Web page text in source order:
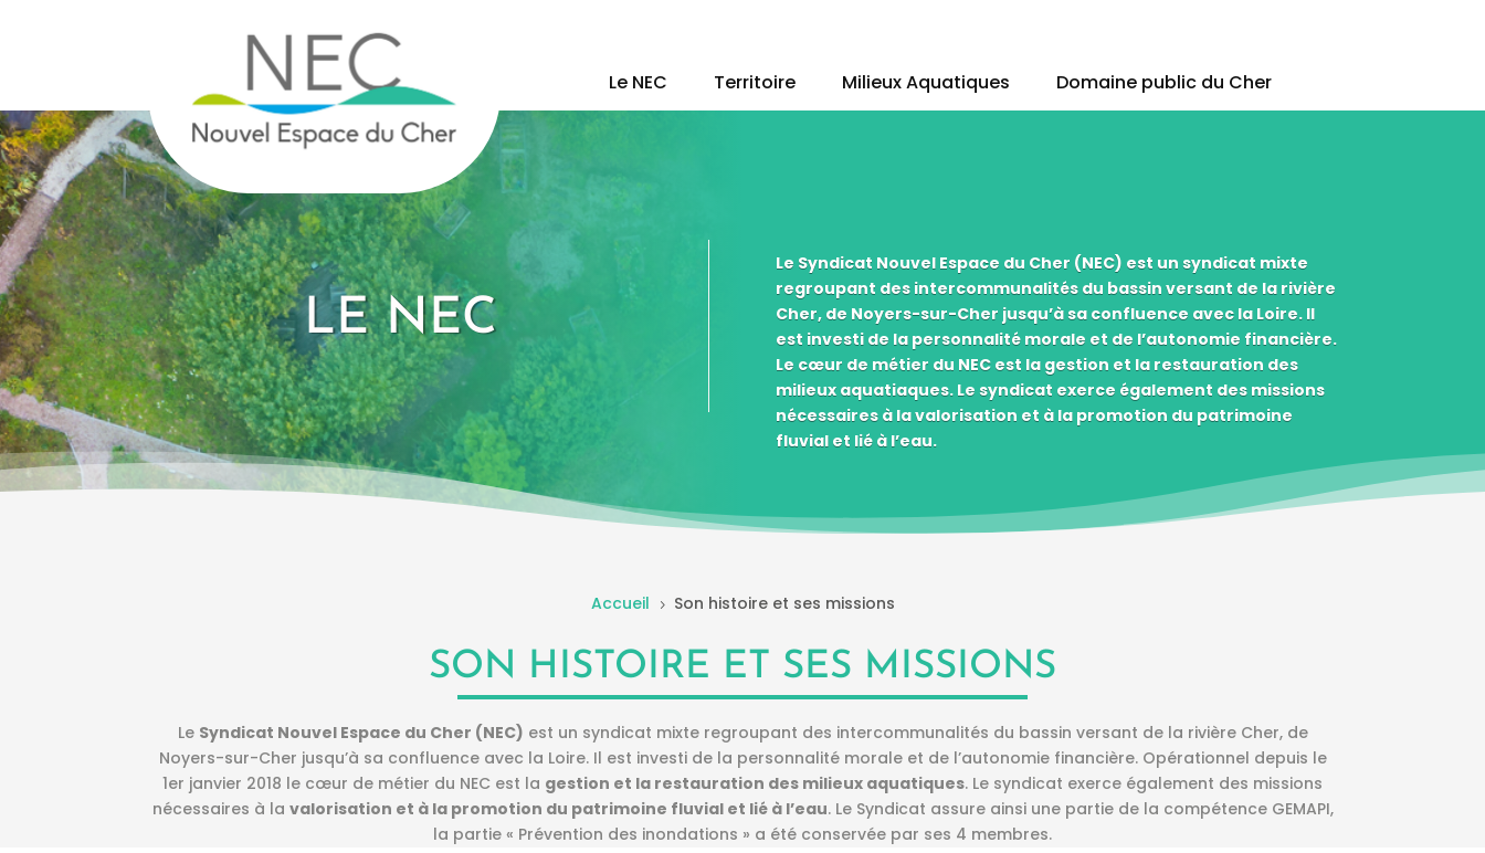
Le NEC Territoire Milieux Aquatiques Domaine public du Cher
LE NEC
Le Syndicat Nouvel Espace du Cher (NEC) est un syndicat mixte
regroupant des intercommunalités du bassin versant de la rivière
Cher, de Noyers-sur-Cher jusqu’à sa confluence avec la Loire. Il
est investi de la personnalité morale et de l’autonomie financière.
Le cœur de métier du NEC est la gestion et la restauration des
milieux aquatiaques. Le syndicat exerce également des missions
nécessaires à la valorisation et à la promotion du patrimoine
fluvial et lié à l’eau.
Accueil 5 Son histoire et ses missions
SON HISTOIRE ET SES MISSIONS
Le Syndicat Nouvel Espace du Cher (NEC) est un syndicat mixte regroupant des intercommunalités du bassin versant de la rivière Cher, de
Noyers-sur-Cher jusqu’à sa confluence avec la Loire. Il est investi de la personnalité morale et de l’autonomie financière. Opérationnel depuis le
1er janvier 2018 le cœur de métier du NEC est la gestion et la restauration des milieux aquatiques. Le syndicat exerce également des missions
nécessaires à la valorisation et à la promotion du patrimoine fluvial et lié à l’eau. Le Syndicat assure ainsi une partie de la compétence GEMAPI,
la partie « Prévention des inondations » a été conservée par ses 4 membres.